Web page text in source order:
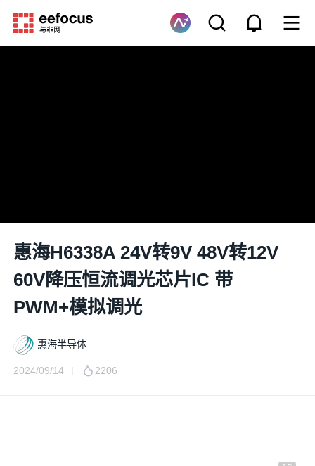
惠海H6338A 24V转9V 48V转12V
60V降压恒流调光芯片IC 带
PWM+模拟调光
惠海半导体
2024/09/14 2206